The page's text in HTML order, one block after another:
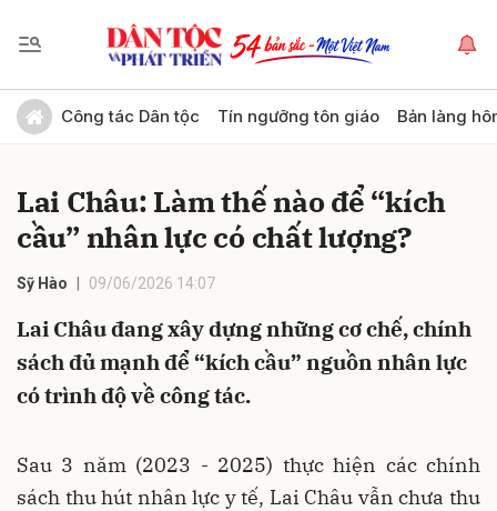
Công tác Dân tộc Tín ngưỡng tôn giáo Bản làng
Lai Châu: Làm thế nào để “kích
cầu” nhân lực có chất lượng?
Sỹ Hào 09/06/2026 14:07
Lai Châu đang xây dựng những cơ chế, chính
sách đủ mạnh để “kích cầu” nguồn nhân lực
có trình độ về công tác.
Sau 3 năm (2023 - 2025) thực hiện các chính
sách thu hút nhân lực y tế, Lai Châu vẫn chưa thu
Gửi bình luận
Hủy Gửi